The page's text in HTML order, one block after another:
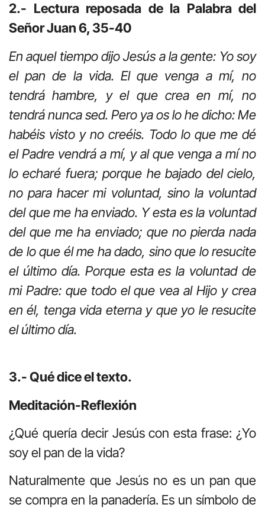
2.- Lectura reposada de la Palabra del
Señor Juan 6, 35-40
En aquel tiempo dijo Jesús a la gente: Yo soy
el pan de la vida. El que venga a mí, no
tendrá hambre, y el que crea en mí, no
tendrá nunca sed. Pero ya os lo he dicho: Me
habéis visto y no creéis. Todo lo que me dé
el Padre vendrá a mí, y al que venga a mí no
lo echaré fuera; porque he bajado del cielo,
no para hacer mi voluntad, sino la voluntad
del que me ha enviado. Y esta es la voluntad
del que me ha enviado; que no pierda nada
de lo que él me ha dado, sino que lo resucite
el último día. Porque esta es la voluntad de
mi Padre: que todo el que vea al Hijo y crea
en él, tenga vida eterna y que yo le resucite
el último día.
3.- Qué dice el texto.
Meditación-Reflexión
¿Qué quería decir Jesús con esta frase: ¿Yo
soy el pan de la vida?
Naturalmente que Jesús no es un pan que
se compra en la panadería. Es un símbolo de